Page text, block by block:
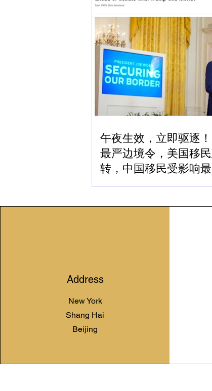
午夜生效，立即驱逐
最严边境令，美国移
转，中国移民受影响最
Address
New York
Shang Hai
Beijing